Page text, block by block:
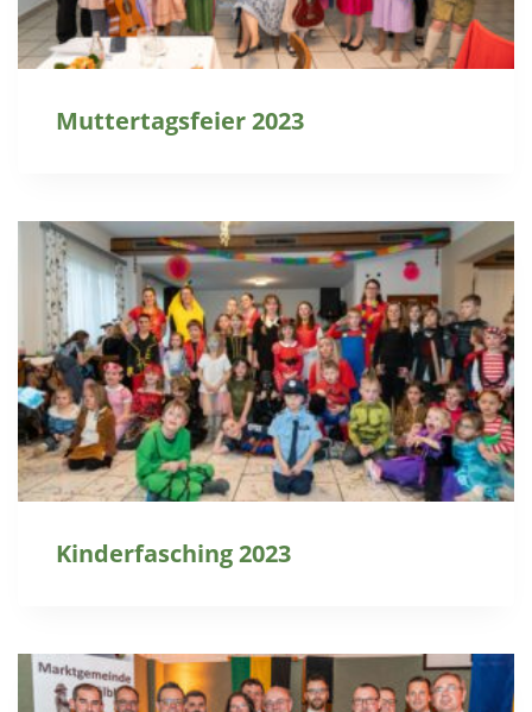
Muttertagsfeier 2023
Kinderfasching 2023